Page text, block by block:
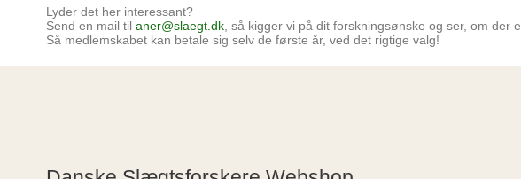
Lyder det her interessant?
Send en mail til aner@slaegt.dk, så kigger vi på dit forskningsønske og ser, om
Så medlemskabet kan betale sig selv de første år, ved det rigtige valg!